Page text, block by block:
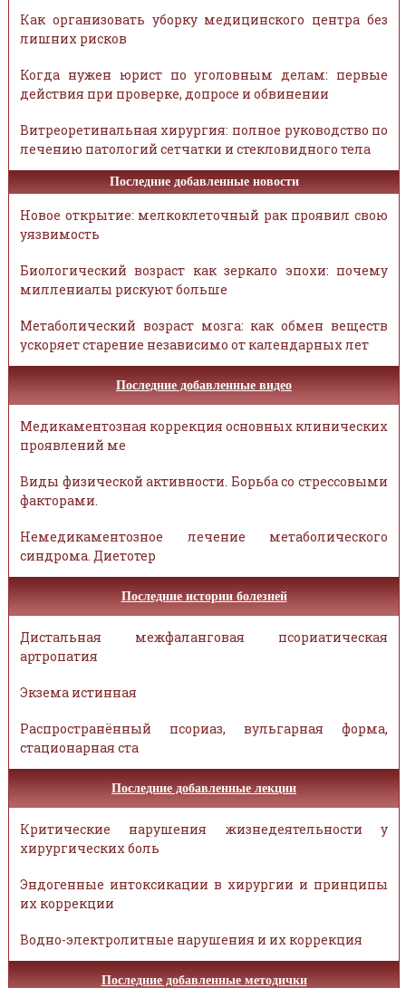
Как организовать уборку медицинского центра без
лишних рисков
Когда нужен юрист по уголовным делам: первые
действия при проверке, допросе и обвинении
Витреоретинальная хирургия: полное руководство по
лечению патологий сетчатки и стекловидного тела
Последние добавленные новости
Новое открытие: мелкоклеточный рак проявил свою
уязвимость
Биологический возраст как зеркало эпохи: почему
миллениалы рискуют больше
Метаболический возраст мозга: как обмен веществ
ускоряет старение независимо от календарных лет
Последние добавленные видео
Медикаментозная коррекция основных клинических
проявлений ме
Виды физической активности. Борьба со стрессовыми
факторами.
Немедикаментозное лечение метаболического
синдрома. Диетотер
Последние истории болезней
Дистальная межфаланговая псориатическая
артропатия
Экзема истинная
Распространённый псориаз, вульгарная форма,
стационарная ста
Последние добавленные лекции
Критические нарушения жизнедеятельности у
хирургических боль
Эндогенные интоксикации в хирургии и принципы
их коррекции
Водно-электролитные нарушения и их коррекция
Последние добавленные методички